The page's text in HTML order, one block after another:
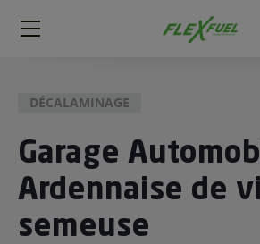
Méga
DÉCALAMINAGE
Garage
Ardennaise de
semeuse